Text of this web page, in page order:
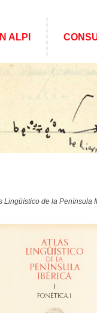
ALPI
Lingüístico de la Península